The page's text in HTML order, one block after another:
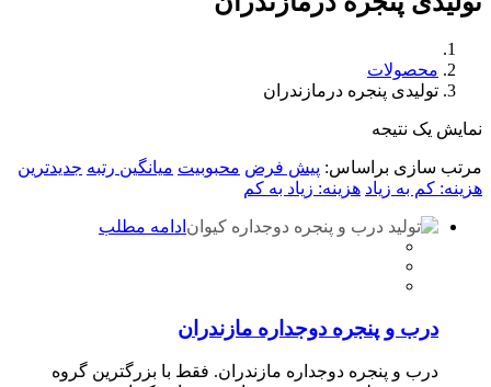
محصولات
تولیدی پنجره درمازندران
نمایش یک نتیجه
مرتب سازی براساس: پیش فرض محبوبیت میانگین رتبه جدیدترین
هزینه: کم به زیاد هزینه: زیاد به کم
ادامه مطلب
درب و پنجره دوجداره مازندران
درب و پنجره دوجداره مازندران. فقط با بزرگترین گروه